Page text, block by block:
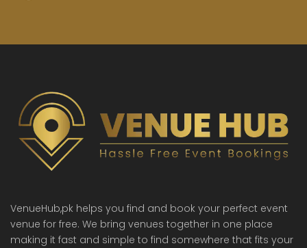
VenueHub,pk helps you find and book your perfect event
venue for free. We bring venues together in one place
making it fast and simple to find somewhere that fits your